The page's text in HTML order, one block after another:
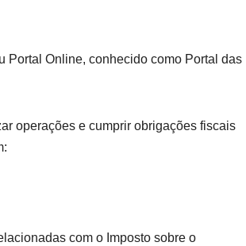
Portal Online, conhecido como Portal das
operações e cumprir obrigações fiscais
com o Imposto sobre o